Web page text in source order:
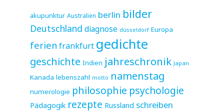
akupunktur Australien berlin bilder
Deutschland diagnose düsseldorf Europa
ferien frankfurt gedichte
geschichte Indien jahreschronik Japan
Kanada lebenszahl motto namenstag
numerologie philosophie psychologie
Pädagogik rezepte Russland schreiben